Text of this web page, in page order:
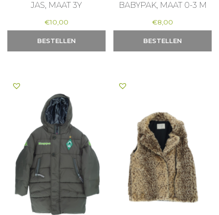
JAS, MAAT 3Y
€10,00
BESTELLEN
BABYPAK, MAAT 0-3 M
€8,00
BESTELLEN